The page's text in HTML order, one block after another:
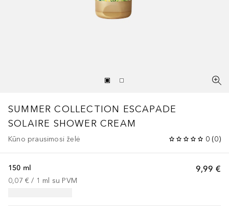
SUMMER COLLECTION ESCAPADE
SOLAIRE SHOWER CREAM
Kūno prausimosi želė 0 (0)
9,99 €
150 ml
0,07 € / 1 ml su PVM